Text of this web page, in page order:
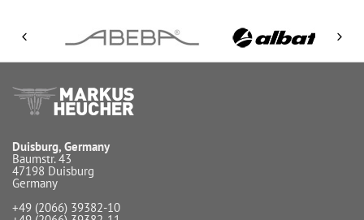
Duisburg, Germany
Baumstr. 43
47198 Duisburg
Germany
+49 (2066) 39382-10